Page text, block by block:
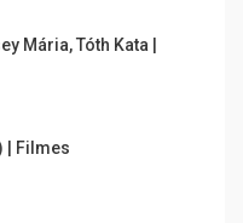
Mária, Tóth Kata |
| Filmes